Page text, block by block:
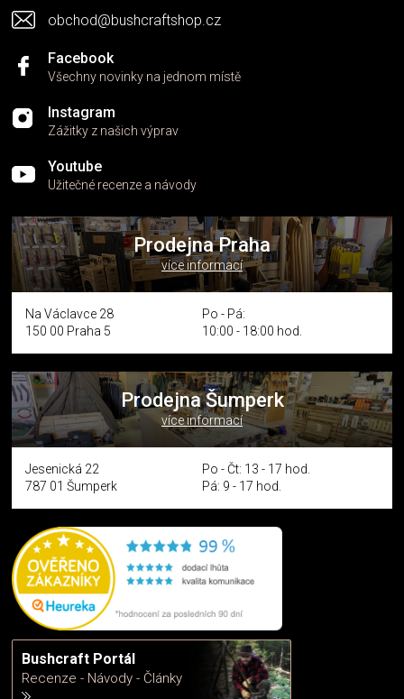
ý
s
obchod@bushcraftshop.cz
Facebook
Všechny novinky na jednom místě
Instagram
Zážitky z našich výprav
Youtube
Užitečné recenze a návody
Prodejna Praha
více informací
Na Václavce 28
150 00 Praha 5
Po - Pá:
10:00 - 18:00 hod.
Prodejna Šumperk
více informací
Jesenická 22
787 01 Šumperk
Po - Čt: 13 - 17 hod.
Pá: 9 - 17 hod.
Bushcraft Portál
Recenze - Návody - Články